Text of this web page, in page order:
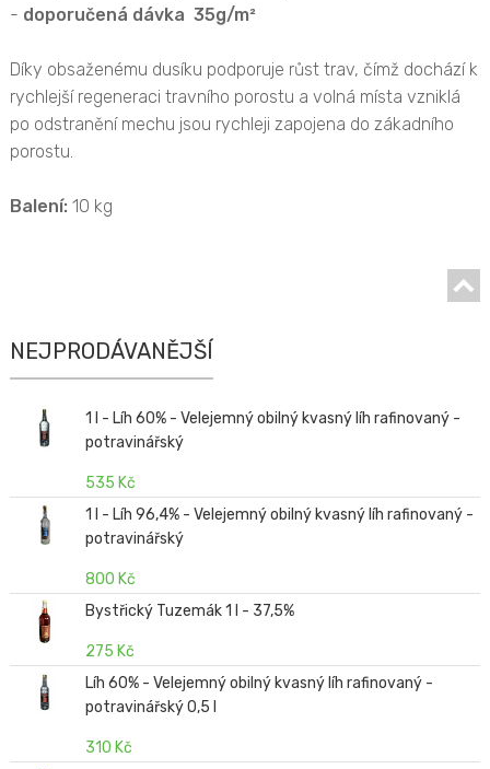
- doporučená dávka 35g/m²
Díky obsaženému dusíku podporuje růst trav, čímž dochází k
rychlejší regeneraci travního porostu a volná místa vzniklá
po odstranění mechu jsou rychleji zapojena do zákadního
porostu.
Balení: 10 kg
NEJPRODÁVANĚJŠÍ
1 l - Líh 60% - Velejemný obilný kvasný líh rafinovaný -
potravinářský
535 Kč
1 l - Líh 96,4% - Velejemný obilný kvasný líh rafinovaný -
potravinářský
800 Kč
Bystřický Tuzemák 1 l - 37,5%
275 Kč
Líh 60% - Velejemný obilný kvasný líh rafinovaný -
potravinářský 0,5 l
310 Kč